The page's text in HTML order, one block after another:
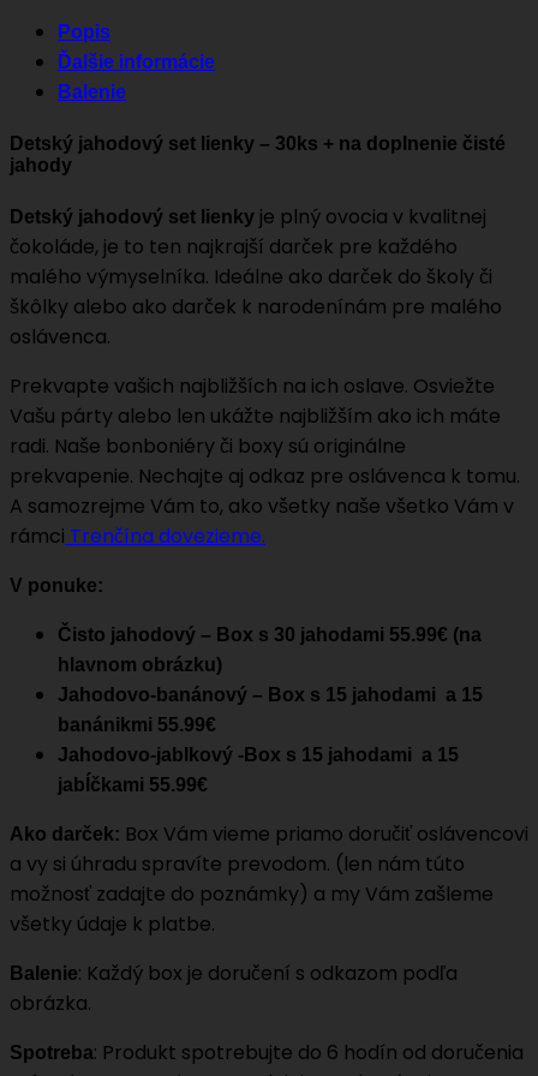
Popis
Ďalšie informácie
Balenie
Detský jahodový set lienky – 30ks + na doplnenie čisté
jahody
Detský jahodový set lienky je plný ovocia v kvalitnej
čokoláde, je to ten najkrajší darček pre každého
malého výmyselníka. Ideálne ako darček do školy či
škôlky alebo ako darček k narodenínám pre malého
oslávenca.
Prekvapte vašich najbližších na ich oslave. Osviežte
Vašu párty alebo len ukážte najbližším ako ich máte
radi. Naše bonboniéry či boxy sú originálne
prekvapenie. Nechajte aj odkaz pre oslávenca k tomu.
A samozrejme Vám to, ako všetky naše všetko Vám v
rámci Trenčína dovezieme.
V ponuke:
Čisto jahodový – Box s 30 jahodami 55.99€ (na
hlavnom obrázku)
Jahodovo-banánový – Box s 15 jahodami a 15
banánikmi 55.99€
Jahodovo-jablkový -Box s 15 jahodami a 15
jabĺčkami 55.99€
Ako darček: Box Vám vieme priamo doručiť oslávencovi
a vy si úhradu spravíte prevodom. (len nám túto
možnosť zadajte do poznámky) a my Vám zašleme
všetky údaje k platbe.
Balenie: Každý box je doručení s odkazom podľa
obrázka.
Spotreba: Produkt spotrebujte do 6 hodín od doručenia